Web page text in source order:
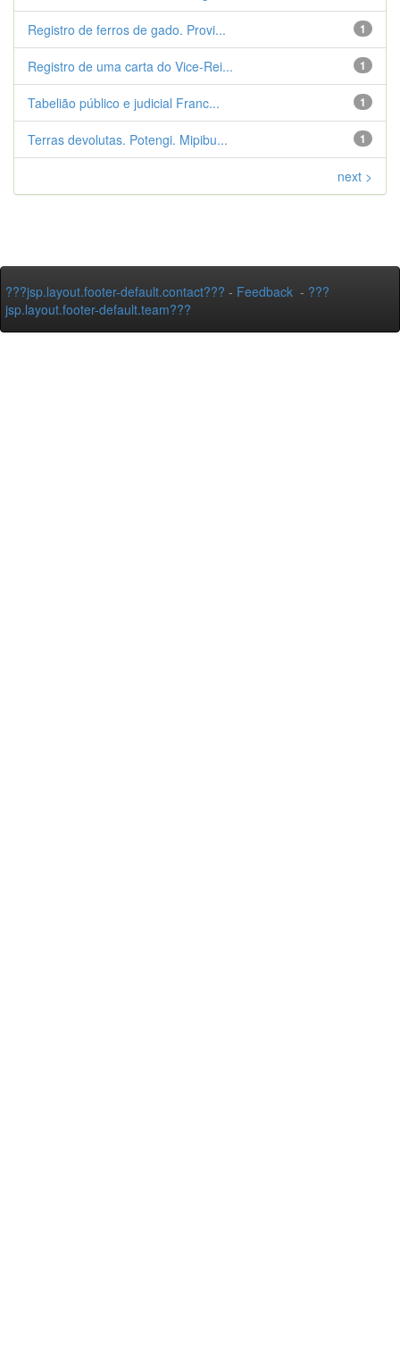
1
Registro de ferros de gado. Provi...
1
Registro de uma carta do Vice-Rei...
1
Tabelião público e judicial Franc...
1
Terras devolutas. Potengi. Mipibu...
next >
???jsp.layout.footer-default.contact??? - Feedback - ???
jsp.layout.footer-default.team???